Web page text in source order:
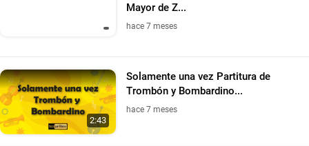
Mayor de Z...
hace 7 meses
2:43
Solamente una vez Partitura de
Trombón y Bombardino...
hace 7 meses